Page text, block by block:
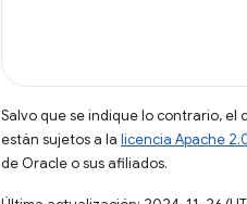
Salvo que se indique lo contrario, el
están sujetos a la licencia Apache
de Oracle o sus afiliados.